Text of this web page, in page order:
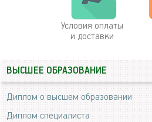
Условия оплаты
и доставки
ВЫСШЕЕ ОБРАЗОВАНИЕ
Диплом о высшем образовании
Диплом специалиста